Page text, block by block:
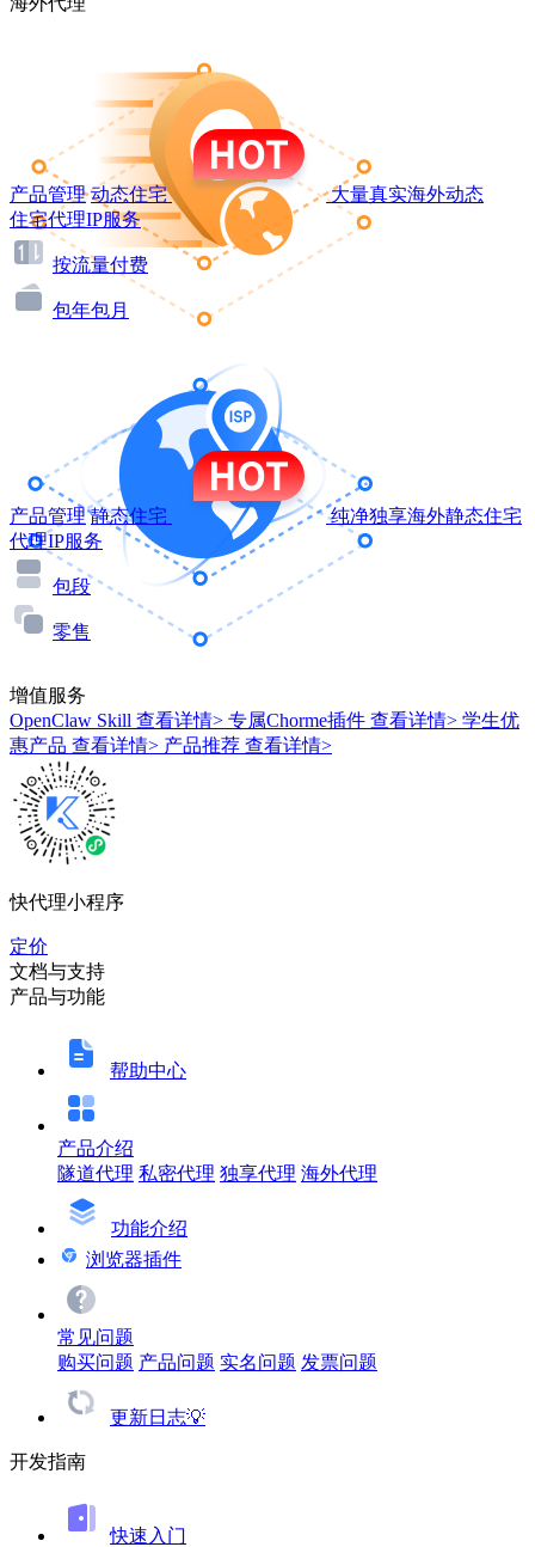
产品管理 动态住宅
大量真实海外动态
住宅代理IP服务
按流量付费
包年包月
产品管理 静态住宅
纯净独享海外静态住宅
代理IP服务
包段
零售
增值服务
OpenClaw Skill 查看详情> 专属Chorme插件 查看详情> 学生优
惠产品 查看详情> 产品推荐 查看详情>
快代理小程序
定价
文档与支持
产品与功能
帮助中心
产品介绍
隧道代理 私密代理 独享代理 海外代理
功能介绍
浏览器插件
常见问题
购买问题 产品问题 实名问题 发票问题
更新日志💡
开发指南
快速入门